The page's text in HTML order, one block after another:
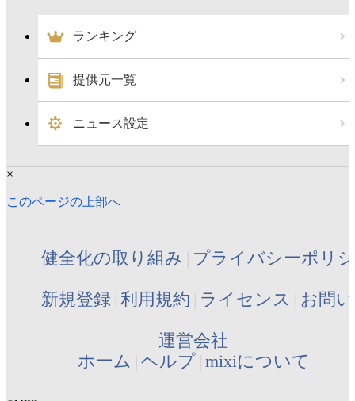
ランキング
提供元一覧
ニュース設定
×
このページの上部へ
健全化の取り組み プライバシーポリ
新規登録 利用規約 ライセンス お問
運営会社
ホーム ヘルプ mixiについて